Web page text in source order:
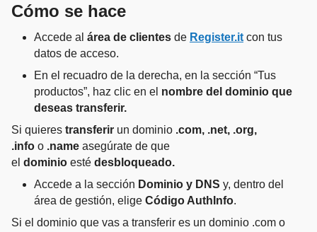
Cómo se hace
Accede al área de clientes de Register.it con tus
datos de acceso.
En el recuadro de la derecha, en la sección “Tus
productos”, haz clic en el nombre del dominio que
deseas transferir.
Si quieres transferir un dominio .com, .net, .org,
.info o .name asegúrate de que
el dominio esté desbloqueado.
Accede a la sección Dominio y DNS y, dentro del
área de gestión, elige Código AuthInfo.
Si el dominio que vas a transferir es un dominio .com o